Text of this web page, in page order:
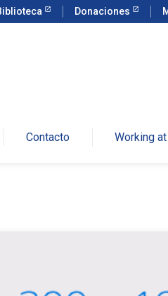
Donaciones
Contacto Working at